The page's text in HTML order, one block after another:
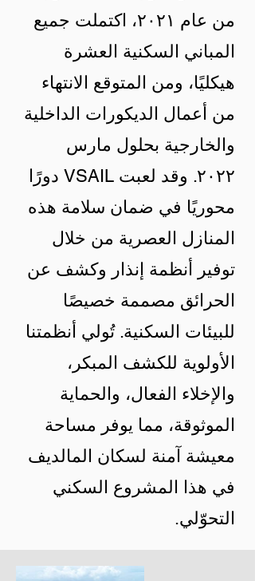
من عام ٢٠٢١، اكتملت جميع
المباني السكنية العشرة
هيكليًا، ومن المتوقع الانتهاء
من أعمال الديكورات الداخلية
والخارجية بحلول مارس
٢٠٢٢. وقد لعبت VSAIL دورًا
محوريًا في ضمان سلامة هذه
المنازل العصرية من خلال
توفير أنظمة إنذار وكشف عن
الحرائق مصممة خصيصًا
للبيئات السكنية. تُولي أنظمتنا
الأولوية للكشف المبكر،
والإخلاء الفعال، والحماية
الموثوقة، مما يوفر مساحة
معيشة آمنة لسكان المالديف
في هذا المشروع السكني
التحوّلي.